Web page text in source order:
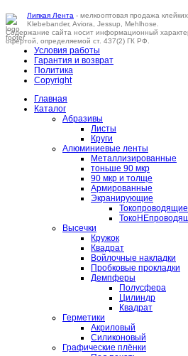
Липкая Лента - мелкооптовая продажа
Klebebander, Aviora, Jessup, Mehlhose.
Содержание сайта носит информационный
офертой, определяемой ст. 437(2) ГК РФ.
Условия работы
Гарантия и возврат
Политика
Copyright
Главная
Каталог
Абразивы
Листы
Круги
Алюминиевые ленты
Металлизированные
тоньше 90 мкр
90 мкр и толще
Армированные
Экранирующие
Токопроводящие
Высечки
Кружок
Квадрат
Войлочные накладки
Пробковые прокладки
Демпферы
Полусфера
Цилиндр
Квадрат
Герметики
Акриловый
Силиконовый
Графические плёнки